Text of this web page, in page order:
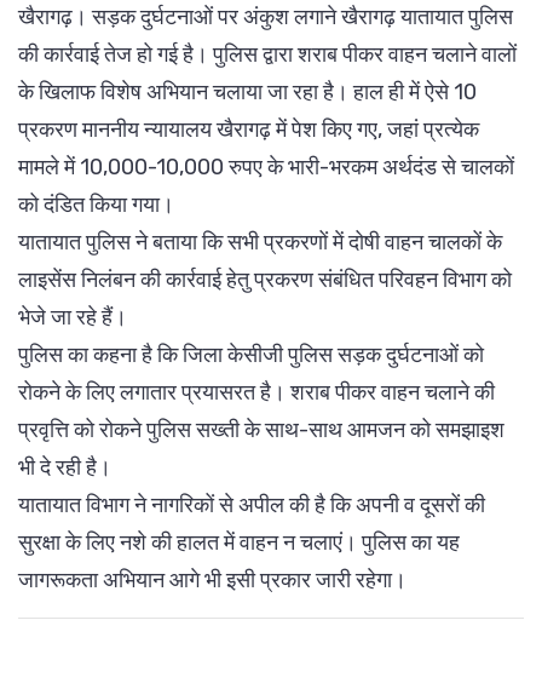
खैरागढ़। सड़क दुर्घटनाओं पर अंकुश लगाने खैरागढ़ यातायात पुलिस
की कार्रवाई तेज हो गई है। पुलिस द्वारा शराब पीकर वाहन चलाने वालों
के खिलाफ विशेष अभियान चलाया जा रहा है। हाल ही में ऐसे 10
प्रकरण माननीय न्यायालय खैरागढ़ में पेश किए गए, जहां प्रत्येक
मामले में 10,000-10,000 रुपए के भारी-भरकम अर्थदंड से चालकों
को दंडित किया गया।
यातायात पुलिस ने बताया कि सभी प्रकरणों में दोषी वाहन चालकों के
लाइसेंस निलंबन की कार्रवाई हेतु प्रकरण संबंधित परिवहन विभाग को
भेजे जा रहे हैं।
पुलिस का कहना है कि जिला केसीजी पुलिस सड़क दुर्घटनाओं को
रोकने के लिए लगातार प्रयासरत है। शराब पीकर वाहन चलाने की
प्रवृत्ति को रोकने पुलिस सख्ती के साथ-साथ आमजन को समझाइश
भी दे रही है।
यातायात विभाग ने नागरिकों से अपील की है कि अपनी व दूसरों की
सुरक्षा के लिए नशे की हालत में वाहन न चलाएं। पुलिस का यह
जागरूकता अभियान आगे भी इसी प्रकार जारी रहेगा।